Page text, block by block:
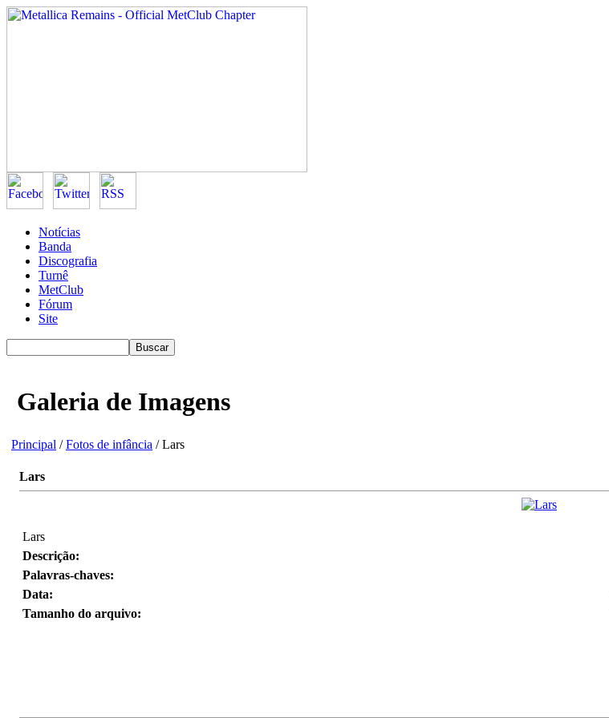
Notícias
Banda
Discografia
Turnê
MetClub
Fórum
Site
Galeria de Imagens
Principal /Fotos de infância / Lars
Lars
Lars
Descrição:
Palavras-chaves:
Data:
Tamanho do arquivo: